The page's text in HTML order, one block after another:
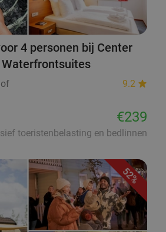
4 personen bij Center
Waterfrontsuites
9.2
€239
toeristenbelasting en bedlinnen
52%